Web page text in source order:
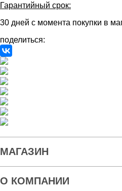
Гарантийный срок:
30 дней с момента покупки в
поделиться:
МАГАЗИН
О КОМПАНИИ